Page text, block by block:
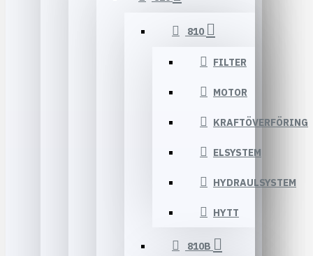
810
FILTER
MOTOR
KRAFTÖVERFÖRING
ELSYSTEM
HYDRAULSYSTEM
HYTT
810B